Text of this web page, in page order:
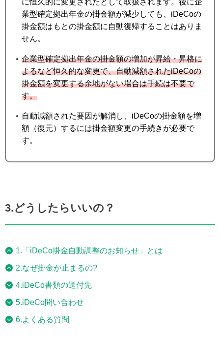
に恒久的に変更されたとして取扱されます。後に企
業型確定拠出年金の掛金額が減少しても、iDeCoの
掛金額はもとの掛金額に自動復帰することはありま
せん。
企業型確定拠出年金の掛金額の増加が昇給・昇格に
よるなど恒久的な変更で、自動減額されたiDeCoの
掛金額を変更する余地がない場合は手続は不要で
す。
自動減額された要因が解消し、iDeCoの掛金額を増
額（復元）するには掛金額変更の手続きが必要で
す。
3.どうしたらいいの？
1.「iDeCo掛金自動調整のお知らせ」とは
2.なぜ掛金が止まるの?
4.iDeCo書類の送付先
5.iDeCo問い合わせ
6.よくある質問